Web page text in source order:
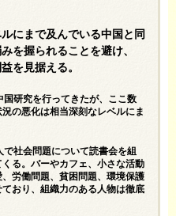
にまで及んでいる中国と同
を握られることを避け、
を見据える。
研究を行ってきたが、ここ数
の悪化は相当深刻なレベルにま
社会問題について読書会を組
る。バーやカフェ、小さな活動
労働問題、貧困問題、環境保護
おり、組織力のある人物は徹底